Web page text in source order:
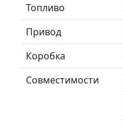
Топливо
Привод
Коробка
Совместимости